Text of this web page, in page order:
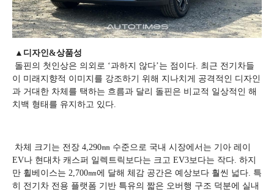
▲디자인&상품성
돌핀의 첫인상은 의외로 ‘과하지 않다’는 점이다. 최근 전기차들
이 미래지향적 이미지를 강조하기 위해 지나치게 공격적인 디자인
과 거대한 차체를 택하는 흐름과 달리 돌핀은 비교적 일상적인 해
치백 형태를 유지하고 있다.
차체 크기는 전장 4,290㎜ 수준으로 국내 시장에서는 기아 레이
EV나 현대차 캐스퍼 일렉트릭보다는 크고 EV3보다는 작다. 하지
만 휠베이스는 2,700㎜에 달해 체감 공간은 예상보다 훨씬 넓다. 특
히 전기차 전용 플랫폼 기반 특유의 짧은 오버행 구조 덕분에 실내